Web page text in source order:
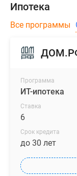
Ипотека
Все программы
Программа
ИТ-ипотека
Ставка
6
Срок кредита
до 30 лет